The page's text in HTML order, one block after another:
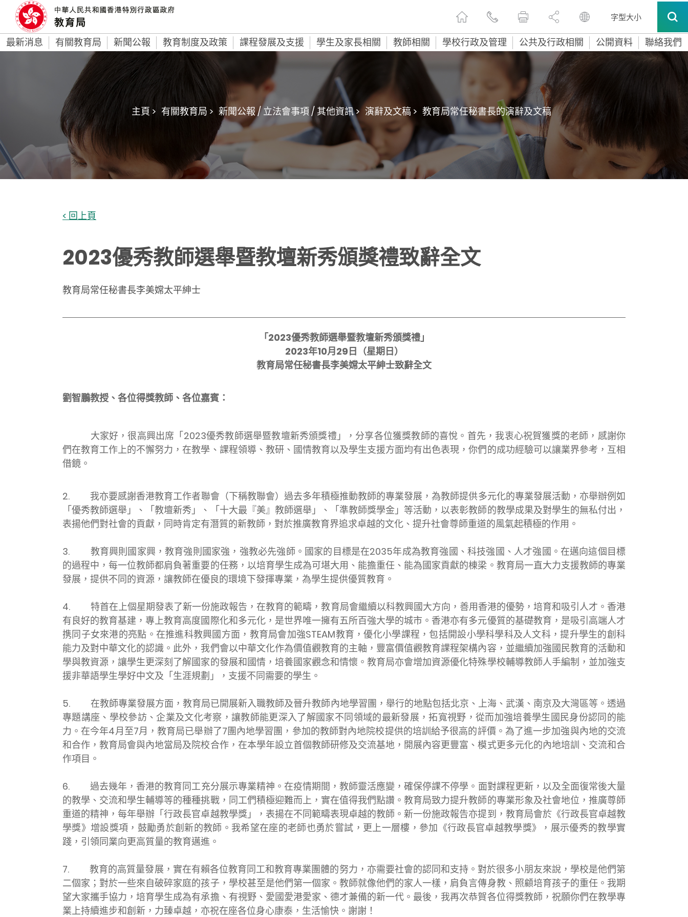
字型大小
最新消息 有關教育局 新聞公報 教育制度及政策 課程發展及支援 學生及家長相關 教師相關 學校行政及管理 公共及行政相關 公開資料 聯絡我們
主頁 > 有關教育局 > 新聞公報 / 立法會事項 / 其他資訊 > 演辭及文稿 > 教育局常任秘書長的演辭及文稿
< 回上頁
2023優秀教師選舉暨教壇新秀頒獎禮致辭全文
教育局常任秘書長李美嫦太平紳士
「2023優秀教師選舉暨教壇新秀頒獎禮」
2023年10月29日（星期日）
教育局常任秘書長李美嫦太平紳士致辭全文
劉智鵬教授、各位得獎教師、各位嘉賓：
大家好，很高興出席「2023優秀教師選舉暨教壇新秀頒獎禮」，分享各位獲獎教師的喜悅。首先，我衷心祝賀獲獎的老師，感謝你
們在教育工作上的不懈努力，在教學、課程領導、教研、國情教育以及學生支援方面均有出色表現，你們的成功經驗可以讓業界參考，互相
借鏡。
2.
我亦要感謝香港教育工作者聯會（下稱教聯會）過去多年積極推動教師的專業發展，為教師提供多元化的專業發展活動，亦舉辦例如
「優秀教師選舉」、「教壇新秀」、「十大最『美』教師選舉」、「準教師獎學金」等活動，以表彰教師的教學成果及對學生的無私付出，
表揚他們對社會的貢獻，同時肯定有潛質的新教師，對於推廣教育界追求卓越的文化、提升社會尊師重道的風氣起積極的作用。
3.
教育興則國家興，教育強則國家強，強教必先強師。國家的目標是在2035年成為教育強國、科技強國、人才強國。在邁向這個目標
的過程中，每一位教師都肩負著重要的任務，以培育學生成為可堪大用、能擔重任、能為國家貢獻的棟梁。教育局一直大力支援教師的專業
發展，提供不同的資源，讓教師在優良的環境下發揮專業，為學生提供優質教育。
4.
特首在上個星期發表了新一份施政報告，在教育的範疇，教育局會繼續以科教興國大方向，善用香港的優勢，培育和吸引人才。香港
有良好的教育基建，專上教育高度國際化和多元化，是世界唯一擁有五所百強大學的城市。香港亦有多元優質的基礎教育，是吸引高端人才
携同子女來港的亮點。在推進科教興國方面，教育局會加強STEAM教育，優化小學課程，包括開設小學科學科及人文科，提升學生的創科
能力及對中華文化的認識。此外，我們會以中華文化作為價值觀教育的主軸，豐富價值觀教育課程架構內容，並繼續加強國民教育的活動和
學與教資源，讓學生更深刻了解國家的發展和國情，培養國家觀念和情懷。教育局亦會增加資源優化特殊學校輔導教師人手編制，並加強支
援非華語學生學好中文及「生涯規劃」，支援不同需要的學生。
5.
在教師專業發展方面，教育局已開展新入職教師及晉升教師內地學習團，舉行的地點包括北京、上海、武漢、南京及大灣區等。透過
專題講座、學校參訪、企業及文化考察，讓教師能更深入了解國家不同領域的最新發展，拓寬視野，從而加強培養學生國民身份認同的能
力。在今年4月至7月，教育局已舉辦了7團內地學習團，參加的教師對內地院校提供的培訓給予很高的評價。為了進一步加強與內地的交流
和合作，教育局會與內地當局及院校合作，在本學年設立首個教師研修及交流基地，開展內容更豐富、模式更多元化的內地培訓、交流和合
作項目。
6.
過去幾年，香港的教育同工充分展示專業精神。在疫情期間，教師靈活應變，確保停課不停學。面對課程更新，以及全面復常後大量
的教學、交流和學生輔導等的種種挑戰，同工們積極迎難而上，實在值得我們點讚。教育局致力提升教師的專業形象及社會地位，推廣尊師
重道的精神，每年舉辦「行政長官卓越教學獎」，表揚在不同範疇表現卓越的教師。新一份施政報告亦提到，教育局會於《行政長官卓越教
學獎》增設獎項，鼓勵勇於創新的教師。我希望在座的老師也勇於嘗試，更上一層樓，參加《行政長官卓越教學獎》，展示優秀的教學實
踐，引領同業向更高質量的教育邁進。
7.
教育的高質量發展，實在有賴各位教育同工和教育專業團體的努力，亦需要社會的認同和支持。對於很多小朋友來說，學校是他們第
二個家；對於一些來自破碎家庭的孩子，學校甚至是他們第一個家。教師就像他們的家人一樣，肩負言傳身教、照顧培育孩子的重任。我期
望大家攜手協力，培育學生成為有承擔、有視野、愛國愛港愛家、德才兼備的新一代。最後，我再次恭賀各位得獎教師，祝願你們在教學專
業上持續進步和創新，力臻卓越，亦祝在座各位身心康泰，生活愉快。謝謝！